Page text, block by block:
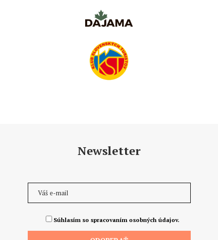
Newsletter
Súhlasím so spracovaním osobných údajov.